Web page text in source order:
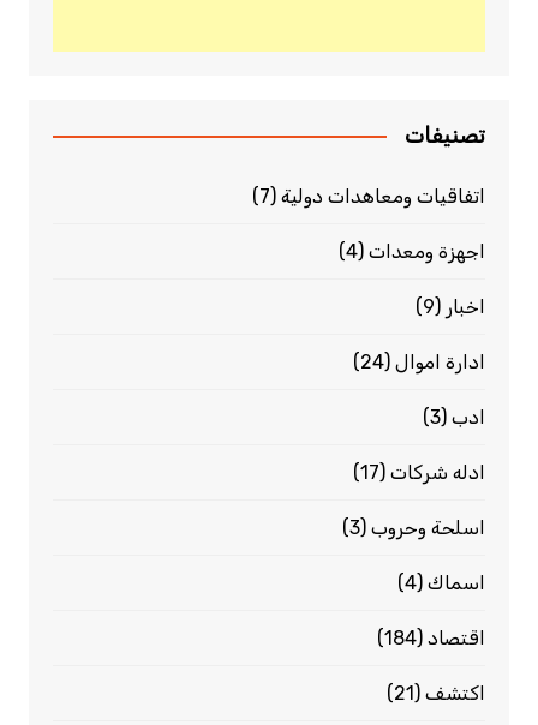
تصنيفات
اتفاقيات ومعاهدات دولية(7)
اجهزة ومعدات(4)
اخبار (9)
ادارة اموال(24)
ادب(3)
ادله شركات(17)
اسلحة وحروب(3)
اسماك(4)
اقتصاد(184)
اكتشف(21)